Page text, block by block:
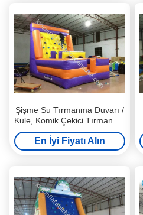
Şişme Su Tırmanma Duvarı /
Kule, Komik Çekici Tırmanma
Duvarı
En İyi Fiyatı Alın